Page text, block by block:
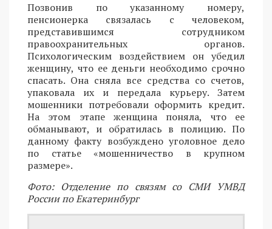
Позвонив по указанному номеру,
пенсионерка связалась с человеком,
представившимся сотрудником
правоохранительных органов.
Психологическим воздействием он убедил
женщину, что ее деньги необходимо срочно
спасать. Она сняла все средства со счетов,
упаковала их и передала курьеру. Затем
мошенники потребовали оформить кредит.
На этом этапе женщина поняла, что ее
обманывают, и обратилась в полицию. По
данному факту возбуждено уголовное дело
по статье «мошенничество в крупном
размере».
Фото: Отделение по связям со СМИ УМВД
России по Екатеринбург